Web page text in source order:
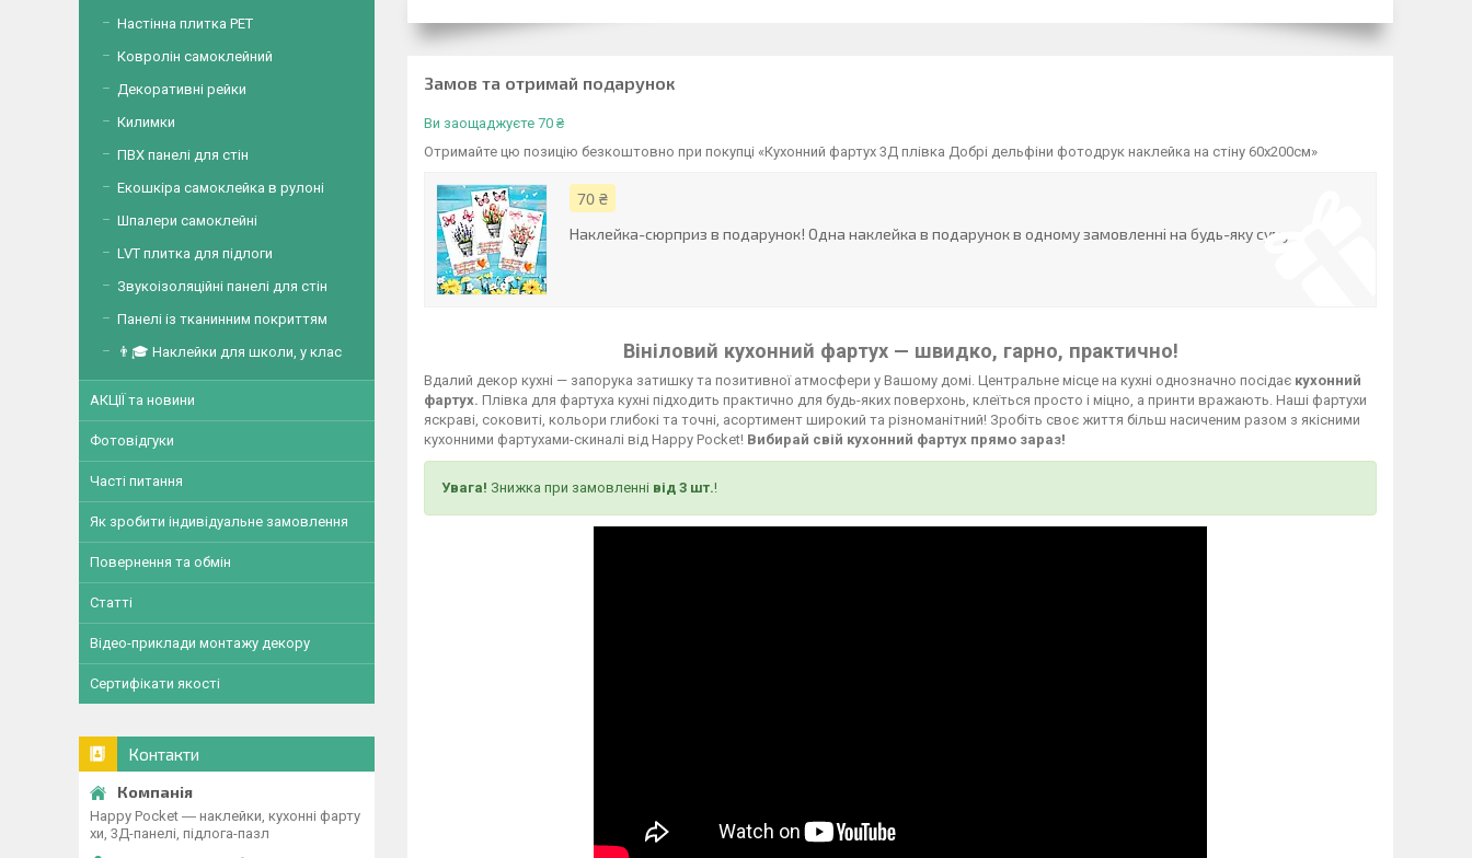
Замов та отримай подарунок
Ви заощаджуєте 70 ₴
Отримайте цю позицію безкоштовно при покупці «Кухонний фартух 3Д плівка Добрі дельфіни фотодрук наклейка на стіну 60х200см»
70 ₴
Наклейка-сюрприз в подарунок! Одна наклейка в подарунок в одному замовленні на будь-яку суму
Вініловий кухонний фартух — швидко, гарно, практично!
Вдалий декор кухні — запорука затишку та позитивної атмосфери у Вашому домі. Центральне місце на кухні однозначно посідає кухонний
фартух. Плівка для фартуха кухні підходить практично для будь-яких поверхонь, клеїться просто і міцно, а принти вражають. Наші фартухи
яскраві, соковиті, кольори глибокі та точні, асортимент широкий та різноманітний! Зробіть своє життя більш насиченим разом з якісними
кухонними фартухами-скиналі від Happy Pocket! Вибирай свій кухонний фартух прямо зараз!
Увага! Знижка при замовленні від 3 шт.!
Настінна плитка PET
Ковролін самоклейний
Декоративні рейки
Килимки
ПВХ панелі для стін
Екошкіра самоклейка в рулоні
Шпалери самоклейні
LVT плитка для підлоги
Звукоізоляційні панелі для стін
Панелі із тканинним покриттям
👨🎓 Наклейки для школи, у клас
АКЦІЇ та новини
Фотовідгуки
Часті питання
Як зробити індивідуальне замовлення
Повернення та обмін
Статті
Відео-приклади монтажу декору
Сертифікати якості
Контакти
Happy Pocket ― наклейки, кухонні фарту
хи, 3Д-панелі, підлога-пазл